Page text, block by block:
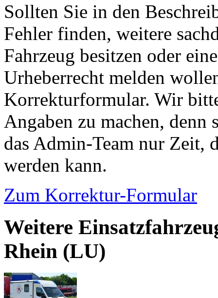
Sollten Sie in den
Fehler finden, weitere
Fahrzeug besitzen oder
Urheberrecht melden
Korrekturformular. Wir
Angaben zu machen,
das Admin-Team nur Zeit,
werden kann.
Zum Korrektur-Formular
Weitere
Rhein (LU)